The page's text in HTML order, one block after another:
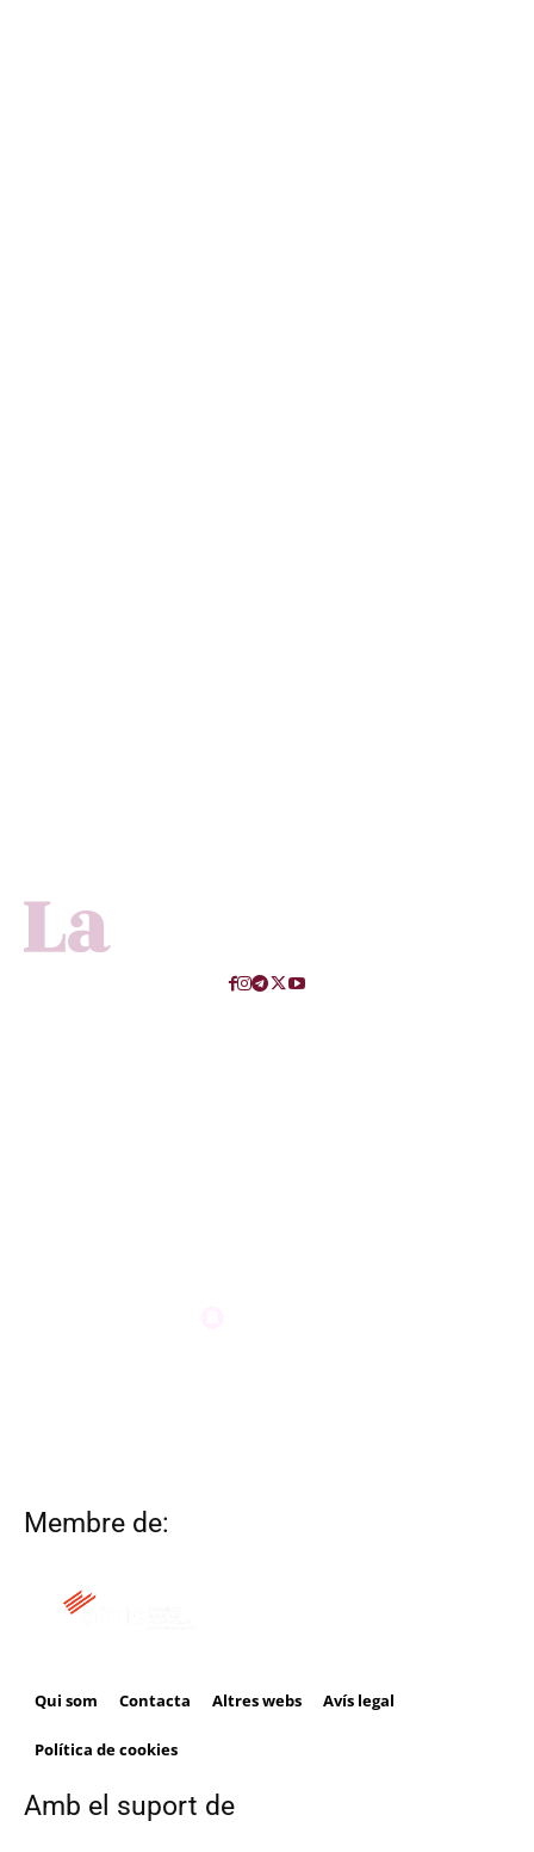
Membre de:
Qui som Contacta Altres webs Avís legal
Política de cookies
Amb el suport de